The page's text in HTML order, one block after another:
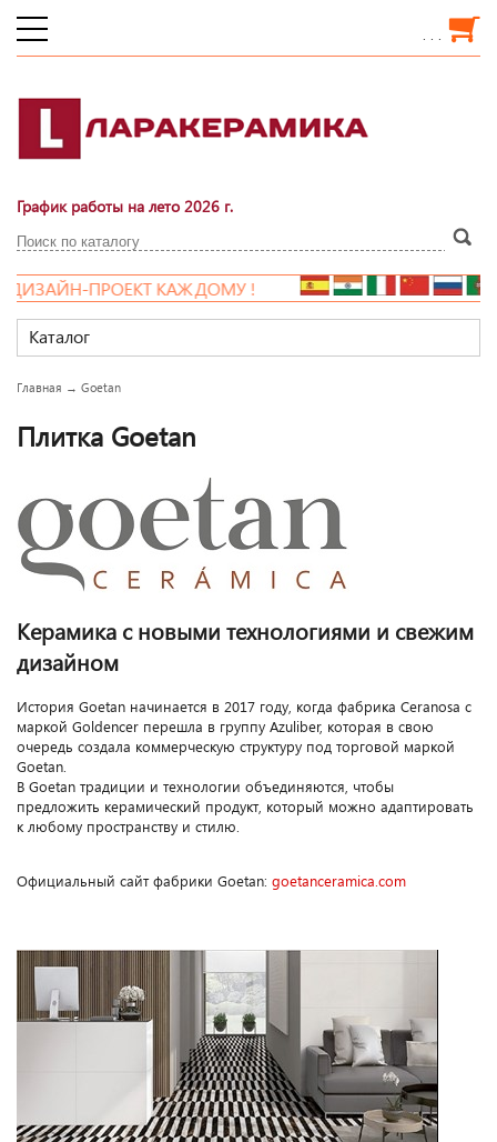
. . .
График работы на лето 2026 г.
ПРОЕКТ КАЖДОМУ !
Каталог
Главная → Goetan
Плитка Goetan
Керамика с новыми технологиями и свежим
дизайном
История Goetan начинается в 2017 году, когда фабрика Ceranosa с
маркой Goldencer перешла в группу Azuliber, которая в свою
очередь создала коммерческую структуру под торговой маркой
Goetan.
В Goetan традиции и технологии объединяются, чтобы
предложить керамический продукт, который можно адаптировать
к любому пространству и стилю.
Официальный сайт фабрики Goetan: goetanceramica.com